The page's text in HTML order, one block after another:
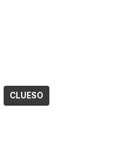
CLUESO